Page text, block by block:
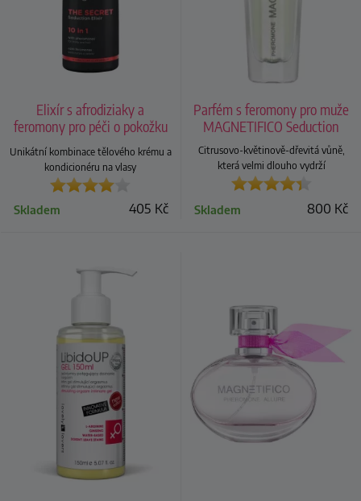
Elixír s afrodiziaky a
feromony pro péči o pokožku
a vlasy The Secret
Unikátní kombinace tělového krému a
kondicionéru na vlasy
405 Kč
Skladem
Parfém s feromony pro muže
MAGNETIFICO Seduction
Citrusovo-květinově-dřevitá vůně,
která velmi dlouho vydrží
800 Kč
Skladem